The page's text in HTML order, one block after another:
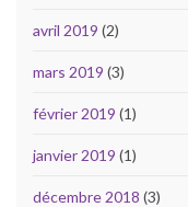
avril 2019 (2)
mars 2019 (3)
février 2019 (1)
janvier 2019 (1)
décembre 2018 (3)